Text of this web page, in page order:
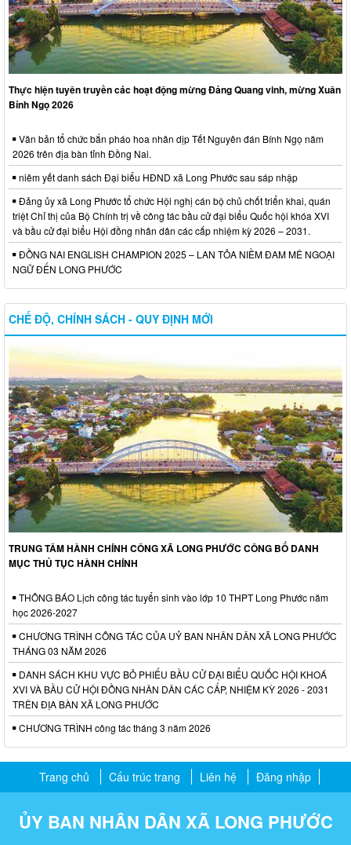
Thực hiện tuyên truyền các hoạt động mừng Đảng Quang vinh, mừng Xuân
Bính Ngọ 2026
Văn bản tổ chức bắn pháo hoa nhân dịp Tết Nguyên đán Bính Ngọ năm
2026 trên địa bàn tỉnh Đồng Nai.
niêm yết danh sách Đại biểu HĐND xã Long Phước sau sáp nhập
Đảng ủy xã Long Phước tổ chức Hội nghị cán bộ chủ chốt triển khai, quán
triệt Chỉ thị của Bộ Chính trị về công tác bầu cử đại biểu Quốc hội khóa XVI
và bầu cử đại biểu Hội đồng nhân dân các cấp nhiệm kỳ 2026 – 2031.
ĐỒNG NAI ENGLISH CHAMPION 2025 – LAN TỎA NIỀM ĐAM MÊ NGOẠI
NGỮ ĐẾN LONG PHƯỚC
CHẾ ĐỘ, CHÍNH SÁCH - QUY ĐỊNH MỚI
TRUNG TÂM HÀNH CHÍNH CÔNG XÃ LONG PHƯỚC CÔNG BỐ DANH
MỤC THỦ TỤC HÀNH CHÍNH
THÔNG BÁO Lịch công tác tuyển sinh vào lớp 10 THPT Long Phước năm
học 2026-2027
CHƯƠNG TRÌNH CÔNG TÁC CỦA UỶ BAN NHÂN DÂN XÃ LONG PHƯỚC
THÁNG 03 NĂM 2026
DANH SÁCH KHU VỰC BỎ PHIẾU BẦU CỬ ĐẠI BIỂU QUỐC HỘI KHOÁ
XVI VÀ BẦU CỬ HỘI ĐỒNG NHÂN DÂN CÁC CẤP, NHIỆM KỲ 2026 - 2031
TRÊN ĐỊA BÀN XÃ LONG PHƯỚC
CHƯƠNG TRÌNH công tác tháng 3 năm 2026
Trang chủ Cấu trúc trang Liên hệ Đăng nhập
ỦY BAN NHÂN DÂN XÃ LONG PHƯỚC